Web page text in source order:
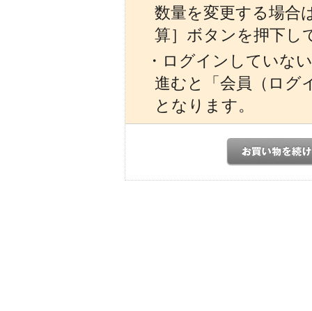
数量を変更する場合
算］ボタンを押下し
・ログインしていな
進むと「会員（ログ
となります。